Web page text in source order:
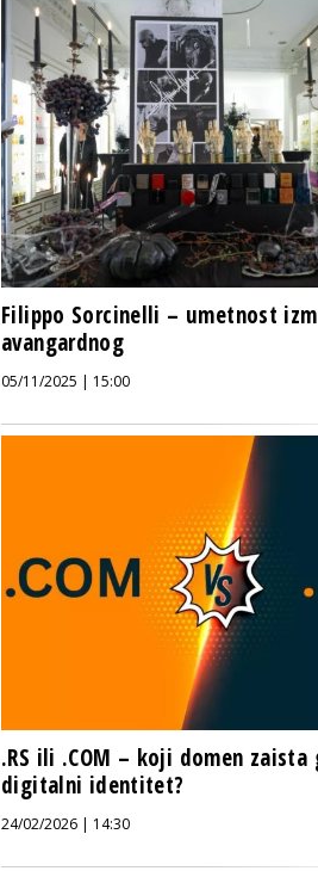
Filippo Sorcinelli – umetnost
avangardnog
05/11/2025 | 15:00
.RS ili .COM – koji domen zaista
digitalni identitet?
24/02/2026 | 14:30